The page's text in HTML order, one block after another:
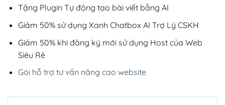
Tặng Plugin Tự động tạo bài viết bằng AI
Giảm 50% sử dụng Xanh Chatbox AI Trợ Lý CSKH
Giảm 50% khi đăng ký mới sử dụng Host của Web
Siêu Rẻ
Gói hỗ trợ tư vấn nâng cao website